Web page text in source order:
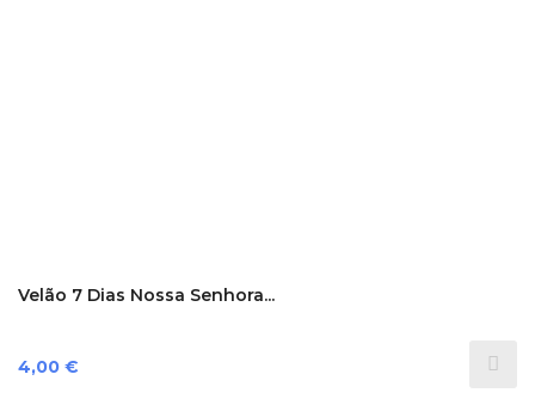
Velão 7 Dias Nossa Senhora...
Preço
4,00 €